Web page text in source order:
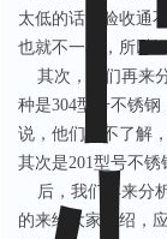
太低的话，验收通
也就不一样，所以
其次，我们再来
种是304型号不锈钢
说，他们并不了解
其次是201型号不锈
后，我们再来分
的来给大家介绍，